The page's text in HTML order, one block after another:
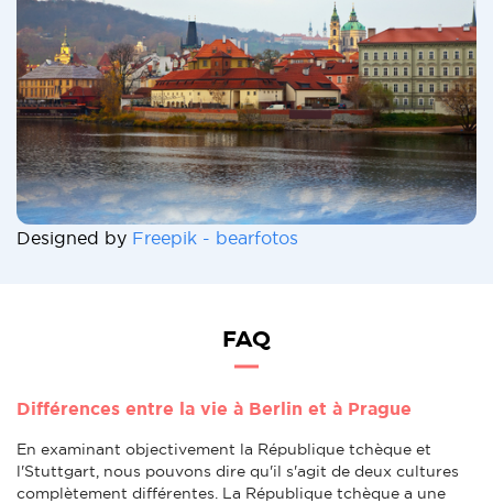
Designed by Freepik - bearfotos
FAQ
Différences entre la vie à Berlin et à Prague
En examinant objectivement la République tchèque et
l'Stuttgart, nous pouvons dire qu'il s'agit de deux cultures
complètement différentes. La République tchèque a une